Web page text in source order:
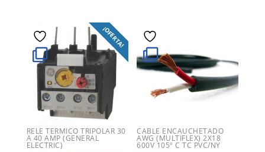
¡OFERTA!
RELE TERMICO TRIPOLAR 30
A 40 AMP (GENERAL
ELECTRIC)
CABLE ENCAUCHETADO
AWG (MULTIFLEX) 2X18
600V 105º C TC PVC/NY